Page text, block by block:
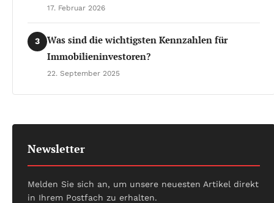
17. Februar 2026
3
Was sind die wichtigsten Kennzahlen für
Immobilieninvestoren?
22. September 2025
Newsletter
Melden Sie sich an, um unsere neuesten Artikel direkt
in Ihrem Postfach zu erhalten.